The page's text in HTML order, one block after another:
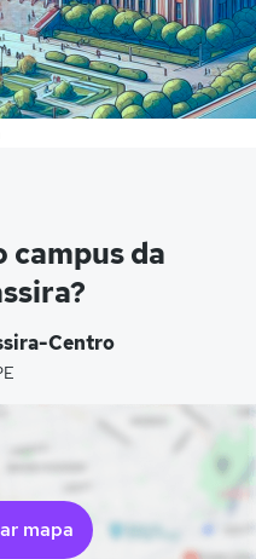
campus da
Centro
mapa